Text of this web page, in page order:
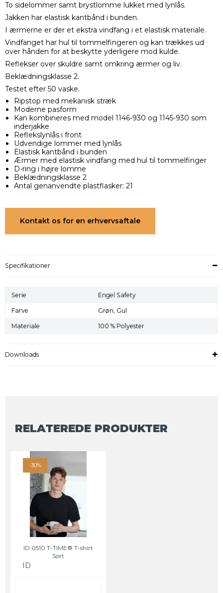
To sidelommer samt brystlomme lukket med lynlås.
Jakken har elastisk kantbånd i bunden.
I ærmerne er der et ekstra vindfang i et elastisk materiale.
Vindfanget har hul til tommelfingeren og kan trækkes ud
over hånden for at beskytte yderligere mod kulde.
Reflekser over skuldre samt omkring ærmer og liv.
Beklædningsklasse 2.
Testet efter 50 vaske.
Ripstop med mekanisk stræk
Moderne pasform
Kan kombineres med model 1146-930 og 1145-930 som
inderjakke
Reflekslynlås i front
Udvendige lommer med lynlås
Elastisk kantbånd i bunden
Ærmer med elastisk vindfang med hul til tommelfinger
D-ring i højre lomme
Beklædningsklasse 2
Antal genanvendte plastflasker: 21
Kontakt os for en erhvervsaftale
Specifikationer
Serie Engel Safety
Farve Grøn, Gul
Materiale 100 % Polyester
Downloads
RELATEREDE PRODUKTER
-30%
ID 0510 T-TIME® T-shirt
Sort
ID